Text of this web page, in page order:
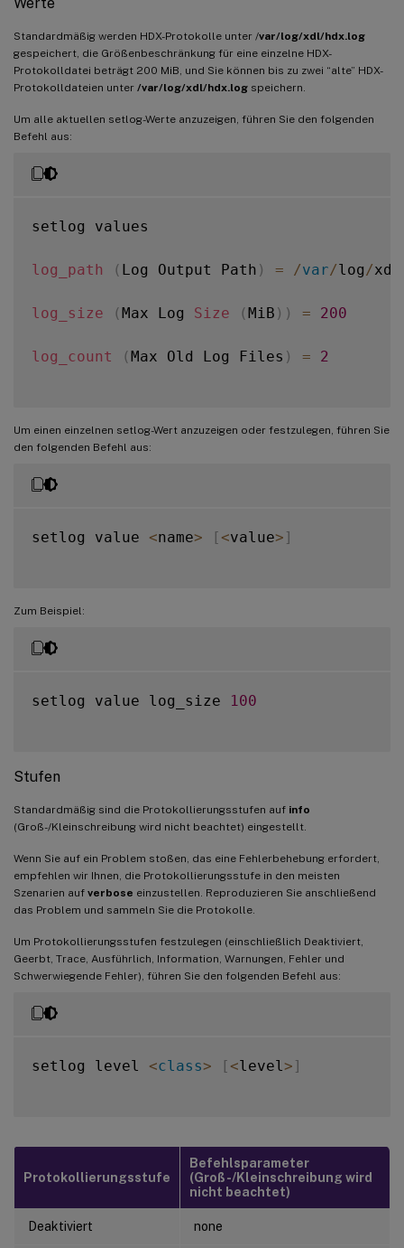
Standardmäßig werden HDX-Protokolle unter /var/log/xdl/hdx.log
gespeichert, die Größenbeschränkung für eine einzelne HDX-
Protokolldatei beträgt 200 MiB, und Sie können bis zu zwei “alte” HDX-
Protokolldateien unter /var/log/xdl/hdx.log speichern.
Um alle aktuellen setlog-Werte anzuzeigen, führen Sie den folgenden
Befehl aus:
setlog values
log_path ( Log Output Path ) = /var/log /xdl
log_size (Max Log Size (MiB ) ) = 200
log_count (Max Old Log Files ) = 2
Um einen einzelnen setlog-Wert anzuzeigen oder festzulegen, führen Sie
den folgenden Befehl aus:
setlog value <name> [ <value> ]
Zum Beispiel:
setlog value log_size 100
Stufen
Standardmäßig sind die Protokollierungsstufen auf info
(Groß-/Kleinschreibung wird nicht beachtet) eingestellt.
Wenn Sie auf ein Problem stoßen, das eine Fehlerbehebung erfordert,
empfehlen wir Ihnen, die Protokollierungsstufe in den meisten
Szenarien auf verbose einzustellen. Reproduzieren Sie anschließend
das Problem und sammeln Sie die Protokolle.
Um Protokollierungsstufen festzulegen (einschließlich Deaktiviert,
Geerbt, Trace, Ausführlich, Information, Warnungen, Fehler und
Schwerwiegende Fehler), führen Sie den folgenden Befehl aus:
setlog level <class> [ <level > ]
Protokollierungsstufe
Befehlsparameter
(Groß-/Kleinschreibung wird
nicht beachtet)
Deaktiviert none